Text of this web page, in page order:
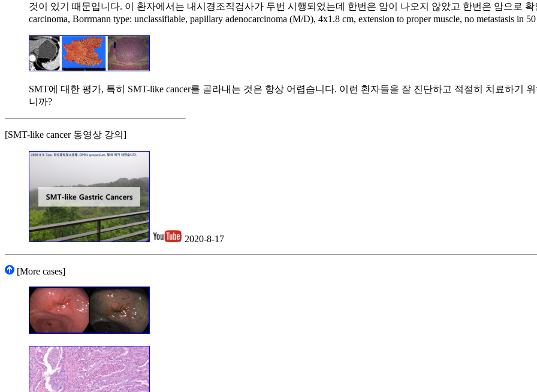
것이 있기 때문입니다. 이 환자에서는 내시경조직검사가 두번 시행되었는데 한번은 암이 나오지 않았고 한번은 암으로
carcinoma, Borrmann type: unclassifiable, papillary adenocarcinoma (M/D), 4x1.8 cm, extension to proper muscle, no metastasis in
SMT에 대한 평가, 특히 SMT-like cancer를 골라내는 것은 항상 어렵습니다. 이런 환자들을 잘 진단하고 적절히 치료하기
니까?
[SMT-like cancer 동영상 강의]
2020-8-17
[More cases]